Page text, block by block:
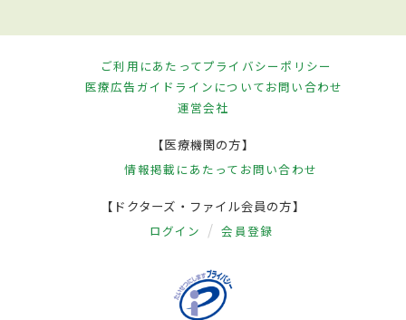
ご利用にあたってプライバシーポリシー
医療広告ガイドラインについてお問い合わせ
運営会社
【医療機関の方】
情報掲載にあたって お問い合わせ
【ドクターズ・ファイル会員の方】
ログイン 会員登録